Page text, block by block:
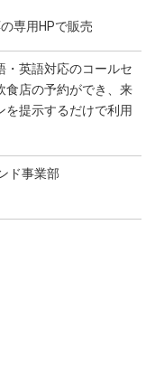
専用HPで販売
・英語対応のコールセ
食店の予約ができ、来
を提示するだけで利用
ド事業部